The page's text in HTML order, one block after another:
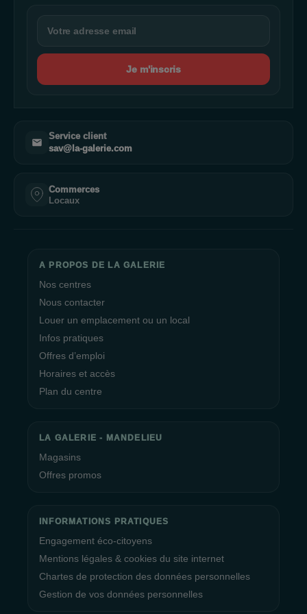
Je m'inscris
Service client
sav@la-galerie.com
Commerces
Locaux
A PROPOS DE LA GALERIE
Nos centres
Nous contacter
Louer un emplacement ou un local
Infos pratiques
Offres d’emploi
Horaires et accès
Plan du centre
LA GALERIE - MANDELIEU
Magasins
Offres promos
INFORMATIONS PRATIQUES
Engagement éco-citoyens
Mentions légales & cookies du site internet
Chartes de protection des données personnelles
Gestion de vos données personnelles